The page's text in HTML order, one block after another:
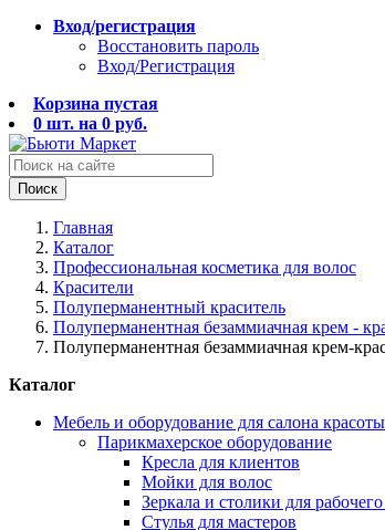
Вход/регистрация
Восстановить пароль
Вход/Регистрация
Корзина пустая
0 шт. на 0 руб.
Поиск
Главная
Каталог
Профессиональная косметика для волос
Красители
Полуперманентный краситель
Полуперманентная безаммиачная крем -
Полуперманентная безаммиачная крем-
Каталог
Мебель и оборудование для салона красоты
Парикмахерское оборудование
Кресла для клиентов
Мойки для волос
Зеркала и столики для рабочего
Стулья для мастеров